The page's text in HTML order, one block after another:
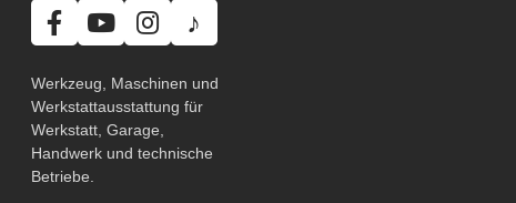
♪
Werkzeug, Maschinen und
Werkstattausstattung für
Werkstatt, Garage,
Handwerk und technische
Betriebe.